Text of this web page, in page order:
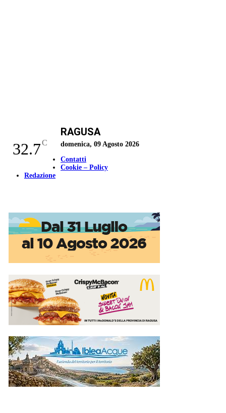
32.7C
RAGUSA
domenica, 09 Agosto 2026
Contatti
Cookie – Policy
Redazione